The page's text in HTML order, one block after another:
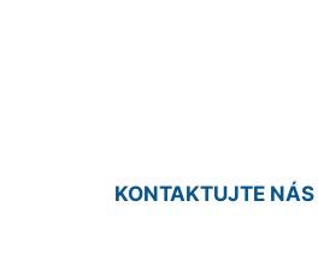
KONTAKTUJTE NÁS